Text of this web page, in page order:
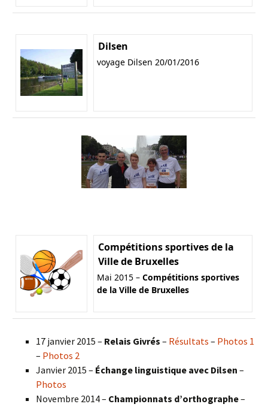
Dilsen
voyage Dilsen 20/01/2016
Compétitions sportives de la
Ville de Bruxelles
Mai 2015 – Compétitions sportives
de la Ville de Bruxelles
17 janvier 2015 – Relais Givrés – Résultats – Photos 1
– Photos 2
Janvier 2015 – Échange linguistique avec Dilsen –
Photos
Novembre 2014 – Championnats d’orthographe–